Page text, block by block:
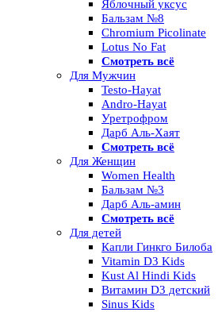
Яблочный уксус
Бальзам №8
Chromium Picolinate
Lotus No Fat
Смотреть всё
Для Мужчин
Testo-Hayat
Andro-Hayat
Уретрофром
Дарб Аль-Хаят
Смотреть всё
Для Женщин
Women Health
Бальзам №3
Дарб Аль-амин
Смотреть всё
Для детей
Капли Гинкго Билоба
Vitamin D3 Kids
Kust Al Hindi Kids
Витамин D3 детский
Sinus Kids